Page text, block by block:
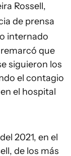
Rossell,
de prensa
internado
que
siguieron los
el contagio
el hospital
2021, en el
de los más